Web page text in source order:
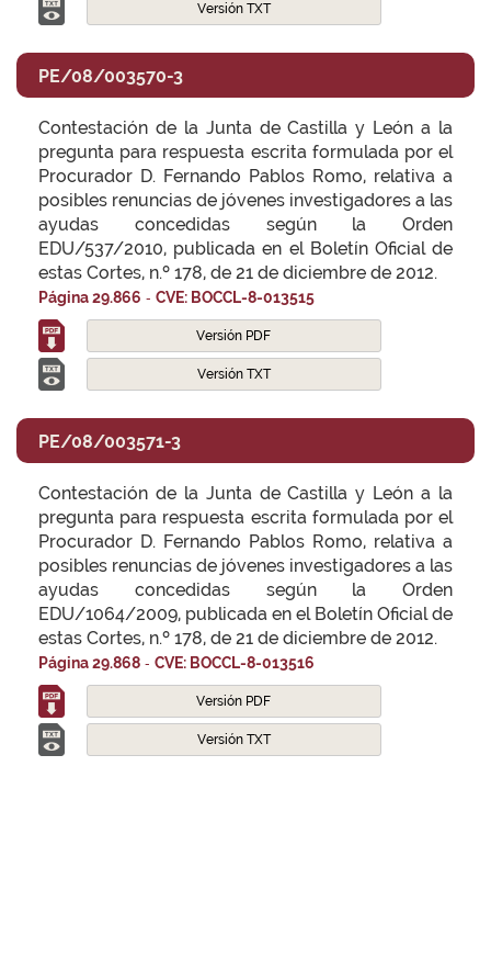
Versión TXT
PE/08/003570-3
Contestación de la Junta de Castilla y León a la
pregunta para respuesta escrita formulada por el
Procurador D. Fernando Pablos Romo, relativa a
posibles renuncias de jóvenes investigadores a las
ayudas concedidas según la Orden
EDU/537/2010, publicada en el Boletín Oficial de
estas Cortes, n.º 178, de 21 de diciembre de 2012.
Página 29.866 - CVE: BOCCL-8-013515
Versión PDF
Versión TXT
PE/08/003571-3
Contestación de la Junta de Castilla y León a la
pregunta para respuesta escrita formulada por el
Procurador D. Fernando Pablos Romo, relativa a
posibles renuncias de jóvenes investigadores a las
ayudas concedidas según la Orden
EDU/1064/2009, publicada en el Boletín Oficial de
estas Cortes, n.º 178, de 21 de diciembre de 2012.
Página 29.868 - CVE: BOCCL-8-013516
Versión PDF
Versión TXT